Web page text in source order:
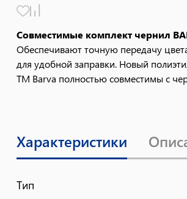
Совместимые комплект чернил
Обеспечивают точную передачу
для удобной заправки. Новый
ТМ Barva полностью совместимы с
Характеристики
Тип